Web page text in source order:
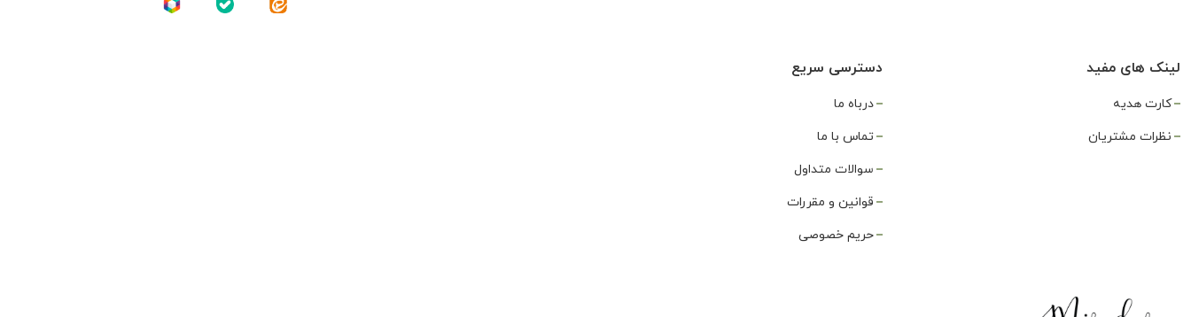
لینک های مفید
کارت هدیه
نظرات مشتریان
دسترسی سریع
درباه ما
تماس با ما
سوالات متداول
قوانین و مقررات
حریم خصوصی